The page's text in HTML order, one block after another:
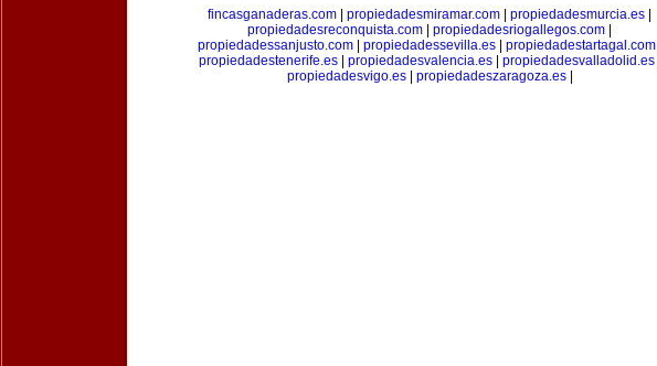
fincasganaderas.com
propiedadesmiramar.com propiedadesmurcia.es
propiedadesreconquista.com
propiedadesriogallegos.com
propiedadessanjusto.com| propiedadessevilla.es| propiedadestartagal.com|
propiedadestenerife.es| propiedadesvalencia.es| propiedadesvalladolid.es|
propiedadesvigo.es| propiedadeszaragoza.es|